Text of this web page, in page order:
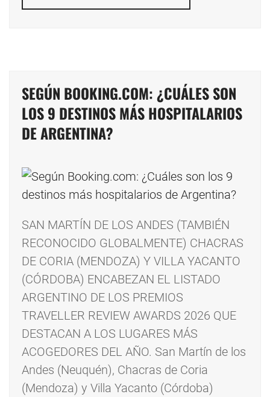
SEGÚN BOOKING.COM: ¿CUÁLES SON
LOS 9 DESTINOS MÁS HOSPITALARIOS
DE ARGENTINA?
SAN MARTÍN DE LOS ANDES (TAMBIÉN
RECONOCIDO GLOBALMENTE) CHACRAS
DE CORIA (MENDOZA) Y VILLA YACANTO
(CÓRDOBA) ENCABEZAN EL LISTADO
ARGENTINO DE LOS PREMIOS
TRAVELLER REVIEW AWARDS 2026 QUE
DESTACAN A LOS LUGARES MÁS
ACOGEDORES DEL AÑO. San Martín de los
Andes (Neuquén), Chacras de Coria
(Mendoza) y Villa Yacanto (Córdoba)